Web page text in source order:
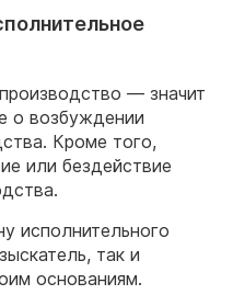
— значит
о возбуждении
Кроме того,
или бездействие
исполнительного
так и
основаниям.